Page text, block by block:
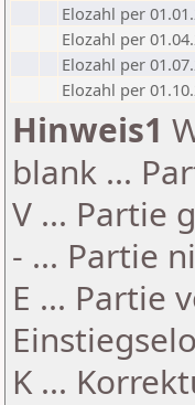
Elozahl per
Elozahl per
Elozahl per
Elozahl per
Hinweis1
blank ...
V ... Partie
- ... Partie
E ... Partie
K ...